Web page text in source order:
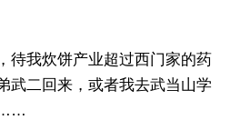
待我炊饼产业超过西门家的药
武二回来，或者我去武当山学
……